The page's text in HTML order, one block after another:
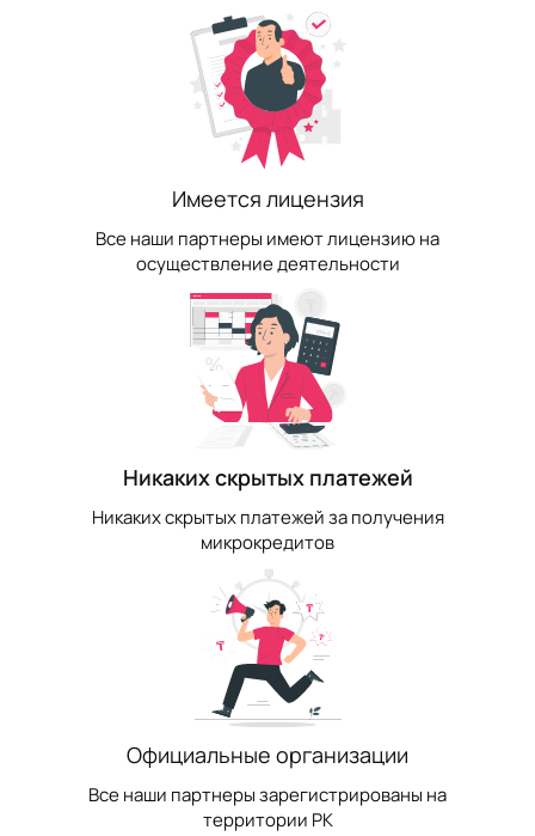
Имеется лицензия
Все наши партнеры имеют лицензию на
осуществление деятельности
Никаких скрытых платежей
Никаких скрытых платежей за получения
микрокредитов
Официальные организации
Все наши партнеры зарегистрированы на
территории РК